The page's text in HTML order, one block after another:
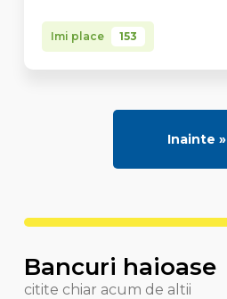
Imi place 153
Inainte »
Bancuri haioase
citite chiar acum de altii